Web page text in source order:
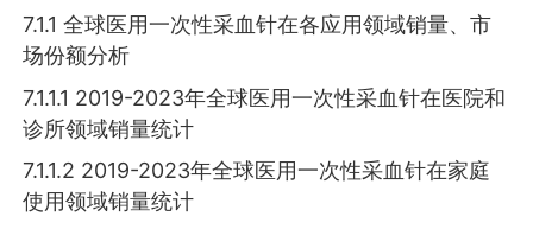
7.1.1 全球医用一次性采血针在各应用领域销量、市
场份额分析
7.1.1.1 2019-2023年全球医用一次性采血针在医院和
诊所领域销量统计
7.1.1.2 2019-2023年全球医用一次性采血针在家庭
使用领域销量统计